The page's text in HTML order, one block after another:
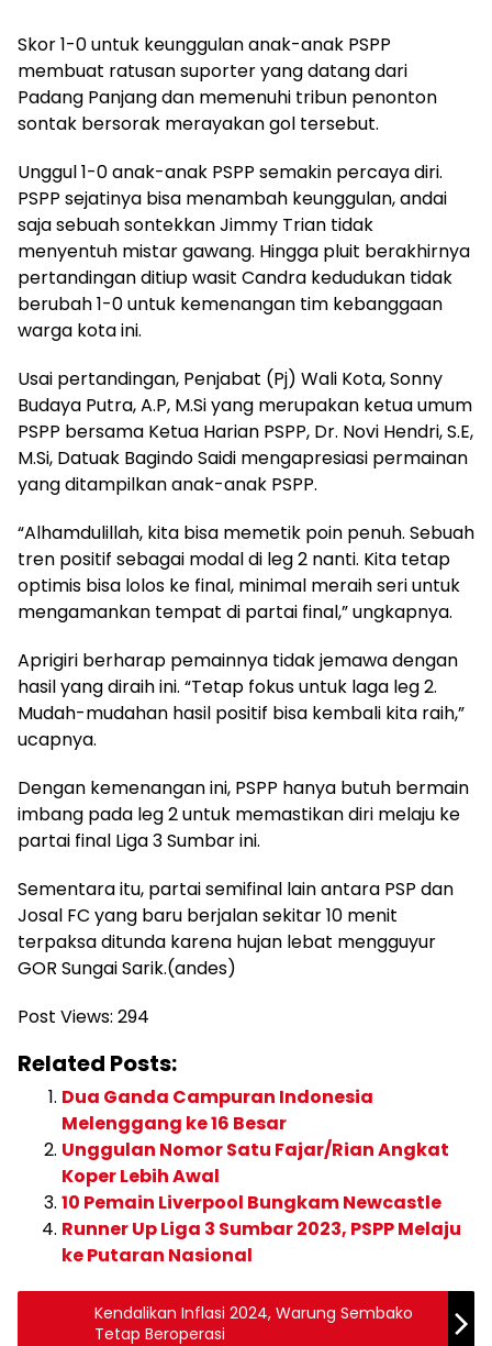
Skor 1-0 untuk keunggulan anak-anak PSPP
membuat ratusan suporter yang datang dari
Padang Panjang dan memenuhi tribun penonton
sontak bersorak merayakan gol tersebut.
Unggul 1-0 anak-anak PSPP semakin percaya diri.
PSPP sejatinya bisa menambah keunggulan, andai
saja sebuah sontekkan Jimmy Trian tidak
menyentuh mistar gawang. Hingga pluit berakhirnya
pertandingan ditiup wasit Candra kedudukan tidak
berubah 1-0 untuk kemenangan tim kebanggaan
warga kota ini.
Usai pertandingan, Penjabat (Pj) Wali Kota, Sonny
Budaya Putra, A.P, M.Si yang merupakan ketua umum
PSPP bersama Ketua Harian PSPP, Dr. Novi Hendri, S.E,
M.Si, Datuak Bagindo Saidi mengapresiasi permainan
yang ditampilkan anak-anak PSPP.
“Alhamdulillah, kita bisa memetik poin penuh. Sebuah
tren positif sebagai modal di leg 2 nanti. Kita tetap
optimis bisa lolos ke final, minimal meraih seri untuk
mengamankan tempat di partai final,” ungkapnya.
Aprigiri berharap pemainnya tidak jemawa dengan
hasil yang diraih ini. “Tetap fokus untuk laga leg 2.
Mudah-mudahan hasil positif bisa kembali kita raih,”
ucapnya.
Dengan kemenangan ini, PSPP hanya butuh bermain
imbang pada leg 2 untuk memastikan diri melaju ke
partai final Liga 3 Sumbar ini.
Sementara itu, partai semifinal lain antara PSP dan
Josal FC yang baru berjalan sekitar 10 menit
terpaksa ditunda karena hujan lebat mengguyur
GOR Sungai Sarik.(andes)
Post Views: 294
Related Posts:
Dua Ganda Campuran Indonesia
Melenggang ke 16 Besar
Unggulan Nomor Satu Fajar/Rian Angkat
Koper Lebih Awal
10 Pemain Liverpool Bungkam Newcastle
Runner Up Liga 3 Sumbar 2023, PSPP Melaju
ke Putaran Nasional
Kendalikan Inflasi 2024, Warung Sembako
Tetap Beroperasi